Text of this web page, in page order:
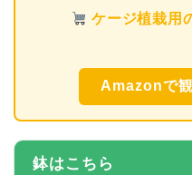
ケージ植栽用
Amazonで
鉢はこちら